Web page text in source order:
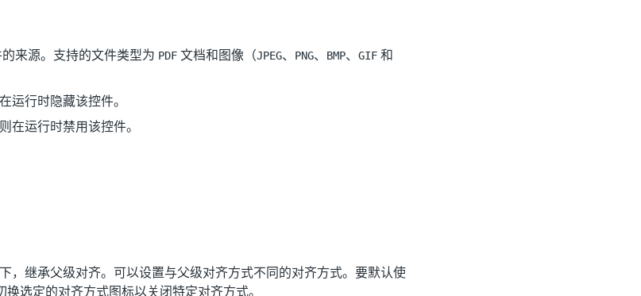
来源。支持的文件类型为 PDF 文档和图像（JPEG、 PNG、 BMP、 GIF 和
运行时隐藏该控件。
在运行时禁用该控件。
，继承父级对齐。可以设置与父级对齐方式不同的对齐方式。要默认使
选定的对齐方式图标以关闭特定对齐方式。